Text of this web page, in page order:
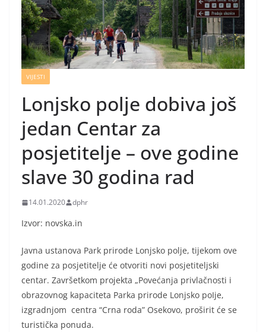
VIJESTI
Lonjsko polje dobiva još
jedan Centar za
posjetitelje – ove godine
slave 30 godina rad
14.01.2020 dphr
Izvor: novska.in
Javna ustanova Park prirode Lonjsko polje, tijekom ove
godine za posjetitelje će otvoriti novi posjetiteljski
centar. Završetkom projekta „Povećanja privlačnosti i
obrazovnog kapaciteta Parka prirode Lonjsko poIje,
izgradnjom centra “Crna roda” Osekovo, proširit će se
turistička ponuda.